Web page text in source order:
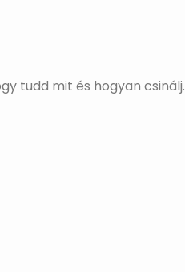
tudd mit és hogyan csinálj.